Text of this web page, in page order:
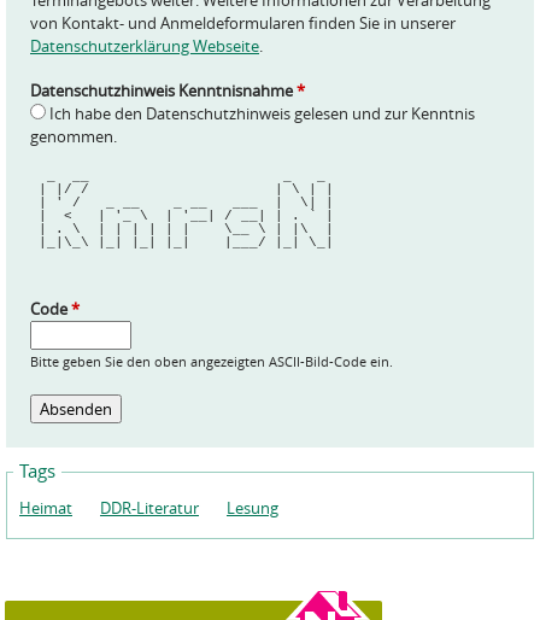
von Kontakt- und Anmeldeformularen finden Sie in unserer
Datenschutzerklärung Webseite.
Datenschutzhinweis Kenntnisnahme*
Ich habe den Datenschutzhinweis gelesen und zur Kenntnis
genommen.
| |/ /                      | \ | |
| ' /   _ __    _ __   ___  |  \| |
|  <   | '_ \  | '__| / __| | . ` |
| . \  | | | | | |    \__ \ | |\  |
|_|\_\ |_| |_| |_|    |___/ |_| \_|
Code*
Bitte geben Sie den oben angezeigten ASCII-Bild-Code ein.
Tags
Heimat DDR-Literatur Lesung